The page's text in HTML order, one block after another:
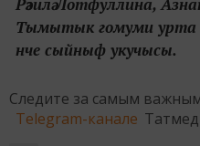
Тымытык гомyми yрта
нче сыйныф yкyчысы.
Следите за самым
Telegram-канале